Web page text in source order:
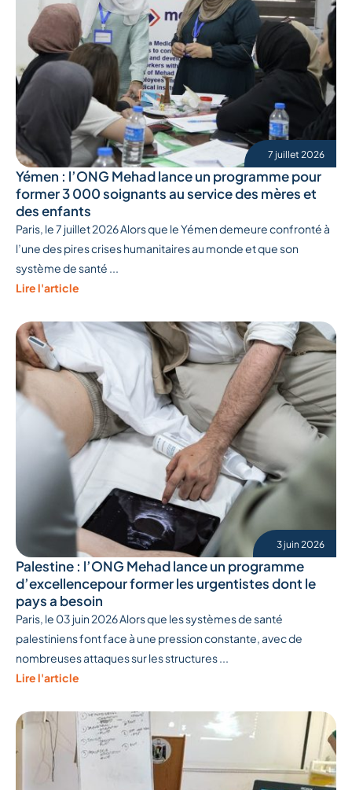
7 juillet 2026
Yémen : l’ONG Mehad lance un programme pour
former 3 000 soignants au service des mères et
des enfants
Paris, le 7 juillet 2026 Alors que le Yémen demeure confronté à
l’une des pires crises humanitaires au monde et que son
système de santé ...
Lire l'article
3 juin 2026
Palestine : l’ONG Mehad lance un programme
d’excellencepour former les urgentistes dont le
pays a besoin
Paris, le 03 juin 2026 Alors que les systèmes de santé
palestiniens font face à une pression constante, avec de
nombreuses attaques sur les structures ...
Lire l'article